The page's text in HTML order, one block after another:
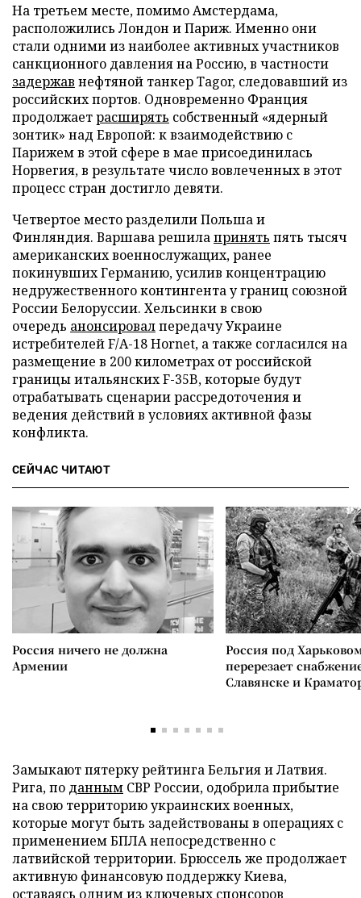
На третьем месте, помимо Амстердама,
расположились Лондон и Париж. Именно они
стали одними из наиболее активных участников
санкционного давления на Россию, в частности
задержав нефтяной танкер Tagor, следовавший из
российских портов. Одновременно Франция
продолжаетрасширять собственный «ядерный
зонтик» над Европой: к взаимодействию с
Парижем в этой сфере в мае присоединилась
Норвегия, в результате число вовлеченных в этот
процесс стран достигло девяти.
Четвертое место разделили Польша и
Финляндия. Варшава решилапринять пять тысяч
американских военнослужащих, ранее
покинувших Германию, усилив концентрацию
недружественного контингента у границ союзной
России Белоруссии. Хельсинки в свою
очередь анонсировалпередачу Украине
истребителей F/A-18 Hornet, а также согласился на
размещение в 200 километрах от российской
границы итальянских F-35B, которые будут
отрабатывать сценарии рассредоточения и
ведения действий в условиях активной фазы
конфликта.
СЕЙЧАС ЧИТАЮТ
Россия ничего не должна
Армении
Россия под
перерезает
Славянске и
Замыкают пятерку рейтинга Бельгия и Латвия.
Рига, по данным СВР России, одобрила прибытие
на свою территорию украинских военных,
которые могут быть задействованы в операциях с
применением БПЛА непосредственно с
латвийской территории. Брюссель же продолжает
активную финансовую поддержку Киева,
оставаясь одним из ключевых спонсоров